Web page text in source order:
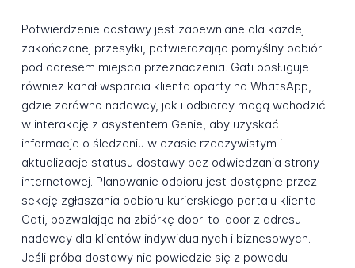
Potwierdzenie dostawy jest zapewniane dla każdej
zakończonej przesyłki, potwierdzając pomyślny odbiór
pod adresem miejsca przeznaczenia. Gati obsługuje
również kanał wsparcia klienta oparty na WhatsApp,
gdzie zarówno nadawcy, jak i odbiorcy mogą wchodzić
w interakcję z asystentem Genie, aby uzyskać
informacje o śledzeniu w czasie rzeczywistym i
aktualizacje statusu dostawy bez odwiedzania strony
internetowej. Planowanie odbioru jest dostępne przez
sekcję zgłaszania odbioru kurierskiego portalu klienta
Gati, pozwalając na zbiórkę door-to-door z adresu
nadawcy dla klientów indywidualnych i biznesowych.
Jeśli próba dostawy nie powiedzie się z powodu